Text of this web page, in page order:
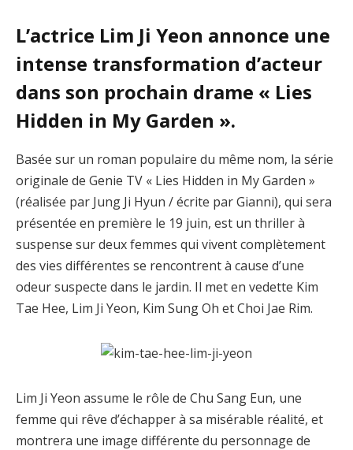
L’actrice Lim Ji Yeon annonce une
intense transformation d’acteur
dans son prochain drame « Lies
Hidden in My Garden ».
Basée sur un roman populaire du même nom, la série
originale de Genie TV « Lies Hidden in My Garden »
(réalisée par Jung Ji Hyun / écrite par Gianni), qui sera
présentée en première le 19 juin, est un thriller à
suspense sur deux femmes qui vivent complètement
des vies différentes se rencontrent à cause d’une
odeur suspecte dans le jardin. Il met en vedette Kim
Tae Hee, Lim Ji Yeon, Kim Sung Oh et Choi Jae Rim.
Lim Ji Yeon assume le rôle de Chu Sang Eun, une
femme qui rêve d’échapper à sa misérable réalité, et
montrera une image différente du personnage de